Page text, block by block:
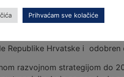
Republike Hrvatske i
razvojnom strategijom do
Prihvaćam sve kolačiće